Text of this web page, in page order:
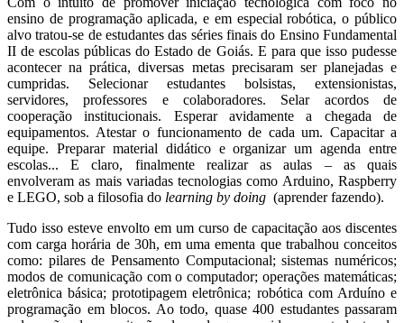
ensino de programação aplicada, e em especial robótica, o público
alvo tratou-se de estudantes das séries finais do Ensino Fundamental
II de escolas públicas do Estado de Goiás. E para que isso pudesse
acontecer na prática, diversas metas precisaram ser planejadas e
cumpridas. Selecionar estudantes bolsistas, extensionistas,
servidores, professores e colaboradores. Selar acordos de
cooperação institucionais. Esperar avidamente a chegada de
equipamentos. Atestar o funcionamento de cada um. Capacitar a
equipe. Preparar material didático e organizar um agenda entre
escolas... E claro, finalmente realizar as aulas – as quais
envolveram as mais variadas tecnologias como Arduino, Raspberry
e LEGO, sob a filosofia do learning by doing (aprender fazendo).
Tudo isso esteve envolto em um curso de capacitação aos discentes
com carga horária de 30h, em uma ementa que trabalhou conceitos
como: pilares de Pensamento Computacional; sistemas numéricos;
modos de comunicação com o computador; operações matemáticas;
eletrônica básica; prototipagem eletrônica; robótica com Arduíno e
programação em blocos. Ao todo, quase 400 estudantes passaram